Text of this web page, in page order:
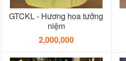
GTCKL - Hương hoa tưởng
niệm
2,000,000